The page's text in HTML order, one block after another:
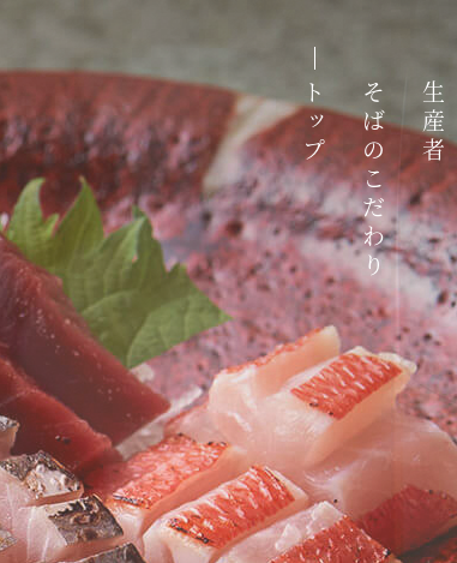
トップ そばのこだわり 生産者